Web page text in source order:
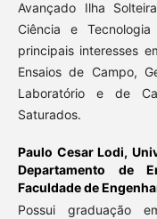
Avançado Ilha
Ciência e
principais interesses
Ensaios de Campo,
Laboratório e de
Saturados.
Paulo Cesar Lodi,
Departamento de
Faculdade de
Possui graduação